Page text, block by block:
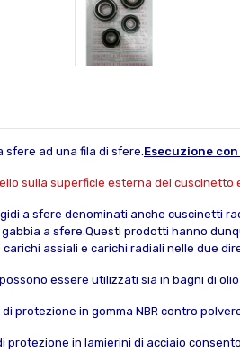
sfere ad una fila di sfere.Esecuzione
sulla superficie esterna del cuscinetto
a sfere denominati anche cuscinetti
a sfere.Questi prodotti hanno
assiali e carichi radiali nelle due
essere utilizzati sia in bagni di
di protezione in gomma NBR contro
protezione in lamierini di acciaio